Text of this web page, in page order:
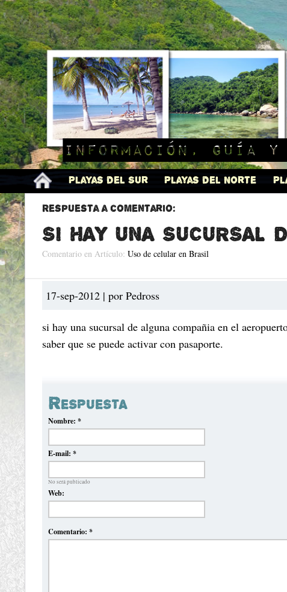
Información, guía
Playas del Sur Playas del Norte
Respuesta a comentario:
si hay una sucursal
Comentario en Artículo: Uso de celular en Brasil
17-sep-2012 | por Pedross
si hay una sucursal de alguna compañia en el
saber que se puede activar con pasaporte.
Respuesta
Nombre: *
E-mail: *
No será publicado
Web:
Comentario: *